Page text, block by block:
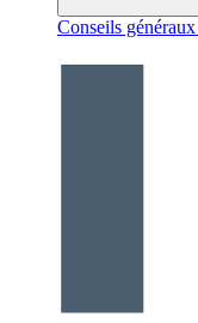
Conseils généraux